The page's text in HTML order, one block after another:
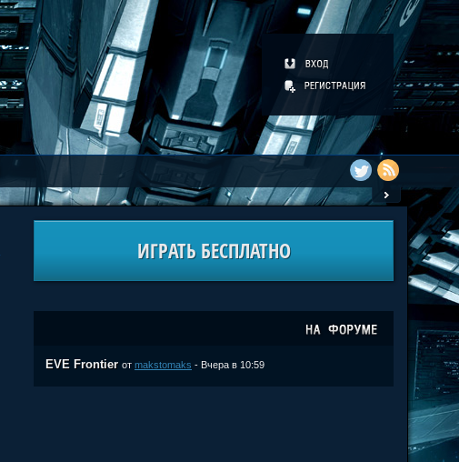
ИГРАТЬ БЕСПЛАТНО
EVE Frontier от makstomaks - Вчера в 10:59